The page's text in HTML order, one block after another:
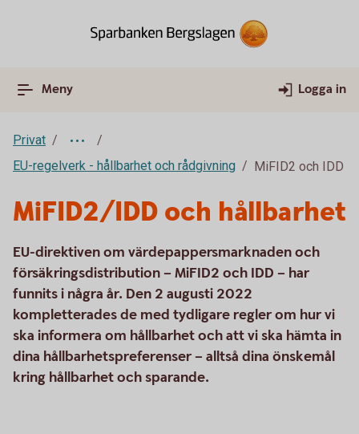
Meny Logga in
Privat
EU-regelverk - hållbarhet och rådgivning
MiFID2 och IDD
MiFID2/IDD och hållbarhet
EU-direktiven om värdepappersmarknaden och
försäkringsdistribution – MiFID2 och IDD – har
funnits i några år. Den 2 augusti 2022
kompletterades de med tydligare regler om hur vi
ska informera om hållbarhet och att vi ska hämta in
dina hållbarhetspreferenser – alltså dina önskemål
kring hållbarhet och sparande.